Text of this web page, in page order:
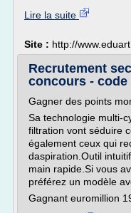
Lire la suite
Site : http://
Recrutement
concours - code
Gagner des points
Sa technologie multi-
filtration vont séduire
également ceux qui
daspiration.Outil
main rapide.Si vous
préférez un modèle
Gagnant euromillion